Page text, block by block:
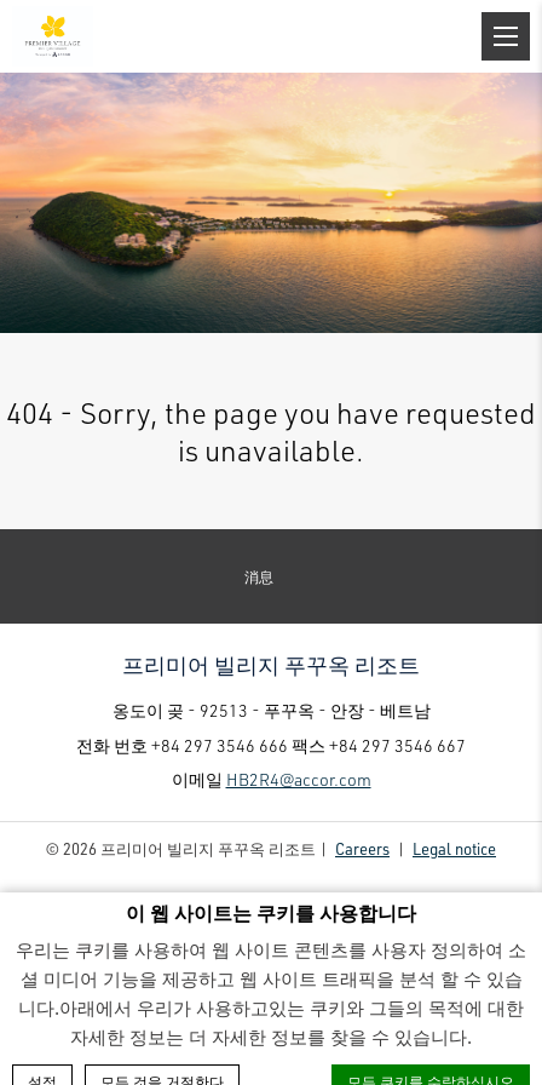
이 웹 사이트는 쿠키를 사용합니다
우리는 쿠키를 사용하여 웹 사이트 콘텐츠를 사용자 정의하여 소
셜 미디어 기능을 제공하고 웹 사이트 트래픽을 분석 할 수 있습
니다.아래에서 우리가 사용하고있는 쿠키와 그들의 목적에 대한
자세한 정보는 더 자세한 정보를 찾을 수 있습니다.
404 - Sorry, the page you have requested
is unavailable.
消息
프리미어 빌리지 푸꾸옥 리조트
옹도이 곶 - 92513 - 푸꾸옥 - 안장 - 베트남
전화 번호 +84 297 3546 666 팩스 +84 297 3546 667
이메일 HB2R4@accor.com
© 2026 프리미어 빌리지 푸꾸옥 리조트 | Careers | Legal notice
프리미어 빌리지 푸꾸옥 리조트 - Luxury family-friendly resort